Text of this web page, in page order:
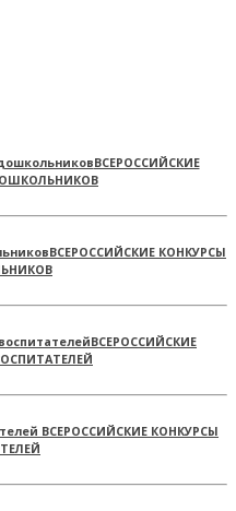
ВСЕРОССИЙСКИЕ
ВСЕРОССИЙСКИЕ КОНКУРСЫ
ВСЕРОССИЙСКИЕ
ВСЕРОССИЙСКИЕ КОНКУРСЫ